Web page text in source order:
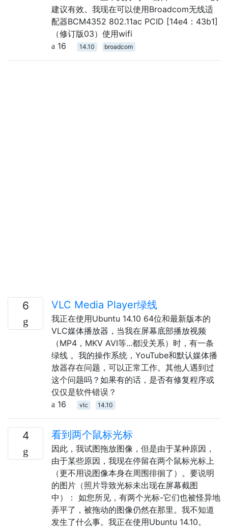
建议有效。我现在可以使用Broadcom无线适
配器BCM4352 802.11ac PCID [14e4：43b1]
（修订版03）使用wifi
16
14.10 broadcom
6 VLC Media Player绿线
我正在使用Ubuntu 14.10 64位和最新版本的
VLC媒体播放器，当我在屏幕底部播放视频
（MP4，MKV AVI等...都没关系）时，有一条
绿线 。我的操作系统，YouTube和默认媒体播
放器存在问题，可以正常工作。其他人遇到过
这个问题吗？如果有的话，是否有修复程序或
仅仅是软件错误？
16
vlc 14.10
4 看到两个鼠标光标
因此，我试图拖放图像，但是由于某种原因，
由于某些原因，我现在停留在两个鼠标光标上
（更不用说图像本身在周围徘徊了）。要说明
的图片（照片导致光标未出现在屏幕截图
中）： 如您所见，有两个光标-它们也被怪异地
弄平了，被拖动的图像仍然在那里。我不知道
发生了什么事。我正在使用Ubuntu 14.10。